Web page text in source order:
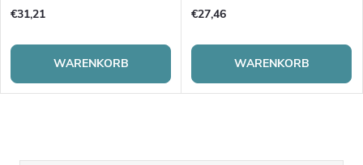
€31,21
WARENKORB
€27,46
WARENKORB